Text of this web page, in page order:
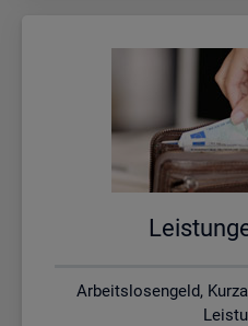
Arbeitslosengeld,